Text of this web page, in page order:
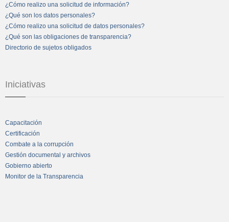
¿Cómo realizo una solicitud de información?
¿Qué son los datos personales?
¿Cómo realizo una solicitud de datos personales?
¿Qué son las obligaciones de transparencia?
Directorio de sujetos obligados
Iniciativas
Capacitación
Certificación
Combate a la corrupción
Gestión documental y archivos
Gobierno abierto
Monitor de la Transparencia